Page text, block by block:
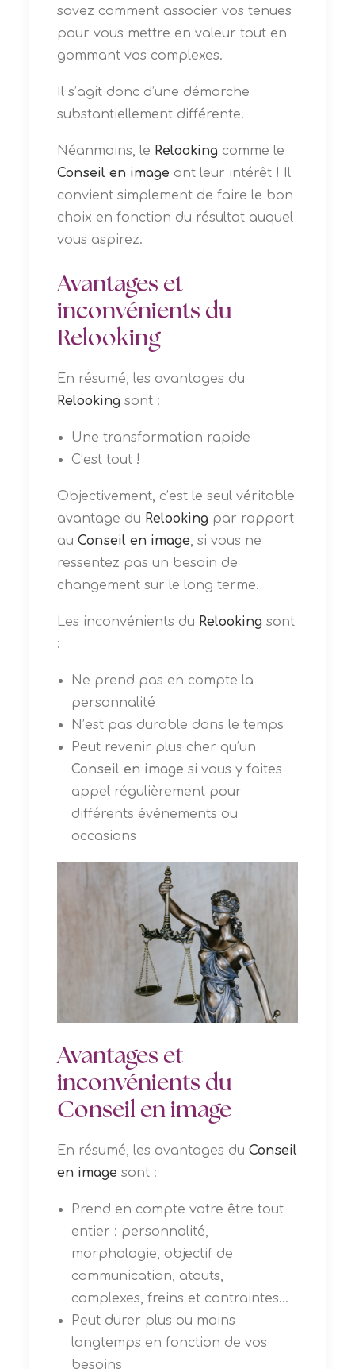
savez comment associer vos tenues
pour vous mettre en valeur tout en
gommant vos complexes.
Il s’agit donc d’une démarche
substantiellement différente.
Néanmoins, le Relooking comme le
Conseil en image ont leur intérêt ! Il
convient simplement de faire le bon
choix en fonction du résultat auquel
vous aspirez.
Avantages et
inconvénients du
Relooking
En résumé, les avantages du
Relooking sont :
Une transformation rapide
C’est tout !
Objectivement, c’est le seul véritable
avantage du Relooking par rapport
au Conseil en image, si vous ne
ressentez pas un besoin de
changement sur le long terme.
Les inconvénients du Relooking sont
:
Ne prend pas en compte la
personnalité
N’est pas durable dans le temps
Peut revenir plus cher qu’un
Conseil en image si vous y faites
appel régulièrement pour
différents événements ou
occasions
Avantages et
inconvénients du
Conseil en image
En résumé, les avantages du Conseil
en image sont :
Prend en compte votre être tout
entier : personnalité,
morphologie, objectif de
communication, atouts,
complexes, freins et contraintes…
Peut durer plus ou moins
longtemps en fonction de vos
besoins